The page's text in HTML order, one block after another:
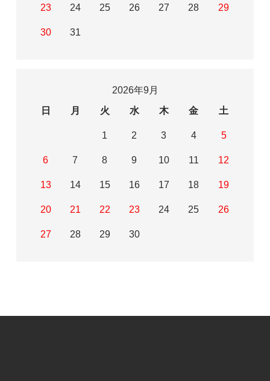
23 24 25 26 27 28 29
30 31
2026年9月
日
月 火 水 木 金 土
1 2 3 4 5
6 7 8 9 10 11 12
13 14 15 16 17 18 19
20 21 22 23 24 25 26
27 28 29 30